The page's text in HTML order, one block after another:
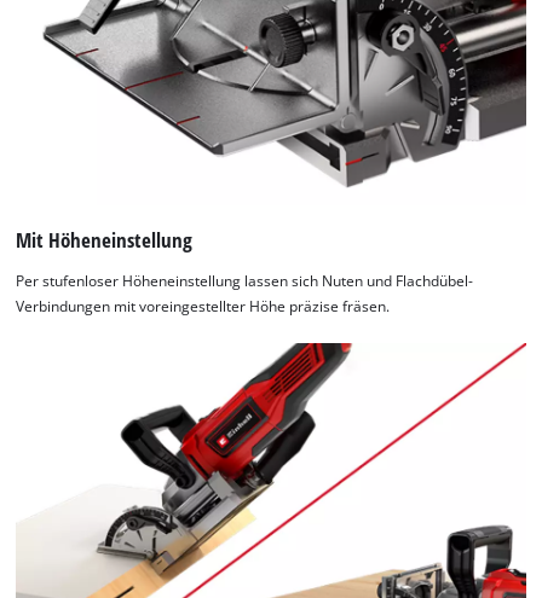
Mit Höheneinstellung
Per stufenloser Höheneinstellung lassen sich Nuten und Flachdübel-
Verbindungen mit voreingestellter Höhe präzise fräsen.